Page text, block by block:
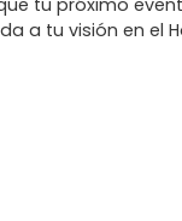
tu próximo
a tu visión en el